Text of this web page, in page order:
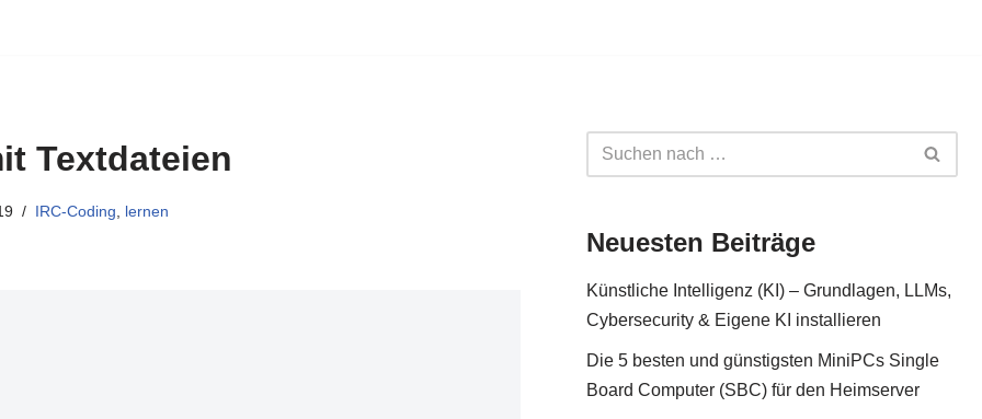
Textdateien
IRC-Coding lernen
Neuesten Beiträge
Künstliche Intelligenz (KI) – Grundlagen, LLMs,
Cybersecurity & Eigene KI installieren
Die 5 besten und günstigsten MiniPCs Single
Board Computer (SBC) für den Heimserver